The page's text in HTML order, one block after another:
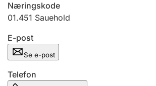
Offentlig sektor
Andre tema
Næringskode
01.451 Sauehold
E-post
Se e-post
Telefon